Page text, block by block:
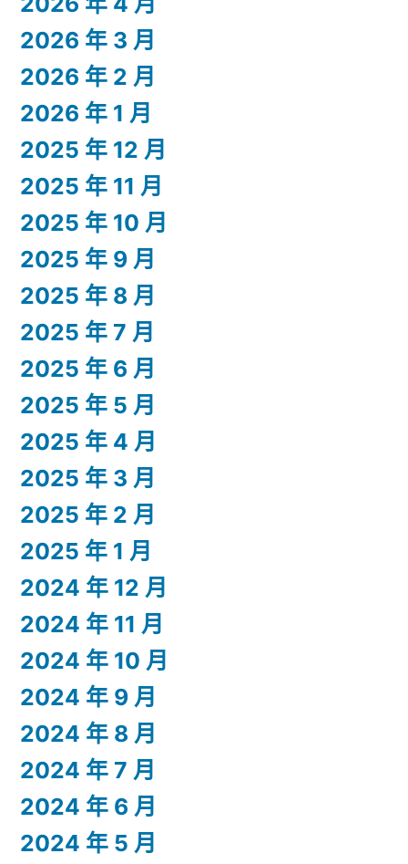
2026 年 3 月
2026 年 2 月
2026 年 1 月
2025 年 12 月
2025 年 11 月
2025 年 10 月
2025 年 9 月
2025 年 8 月
2025 年 7 月
2025 年 6 月
2025 年 5 月
2025 年 4 月
2025 年 3 月
2025 年 2 月
2025 年 1 月
2024 年 12 月
2024 年 11 月
2024 年 10 月
2024 年 9 月
2024 年 8 月
2024 年 7 月
2024 年 6 月
2024 年 5 月